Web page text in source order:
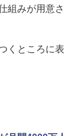
組みが用意さ
くところに表